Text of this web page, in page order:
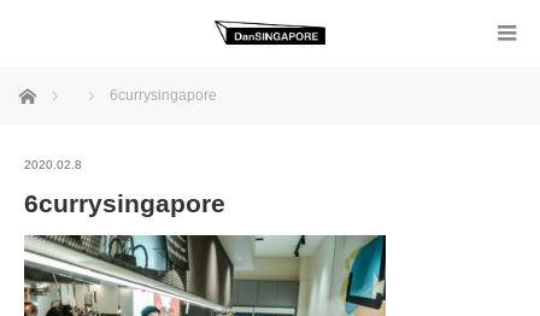
ホーム 6currysingapore
2020.02.8
6currysingapore